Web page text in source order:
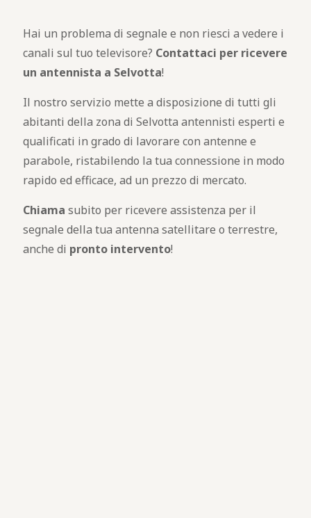
Hai un problema di segnale e non riesci a vedere i
canali sul tuo televisore? Contattaci per ricevere
un antennista a Selvotta!
Il nostro servizio mette a disposizione di tutti gli
abitanti della zona di Selvotta antennisti esperti e
qualificati in grado di lavorare con antenne e
parabole, ristabilendo la tua connessione in modo
rapido ed efficace, ad un prezzo di mercato.
Chiama subito per ricevere assistenza per il
segnale della tua antenna satellitare o terrestre,
anche di pronto intervento!